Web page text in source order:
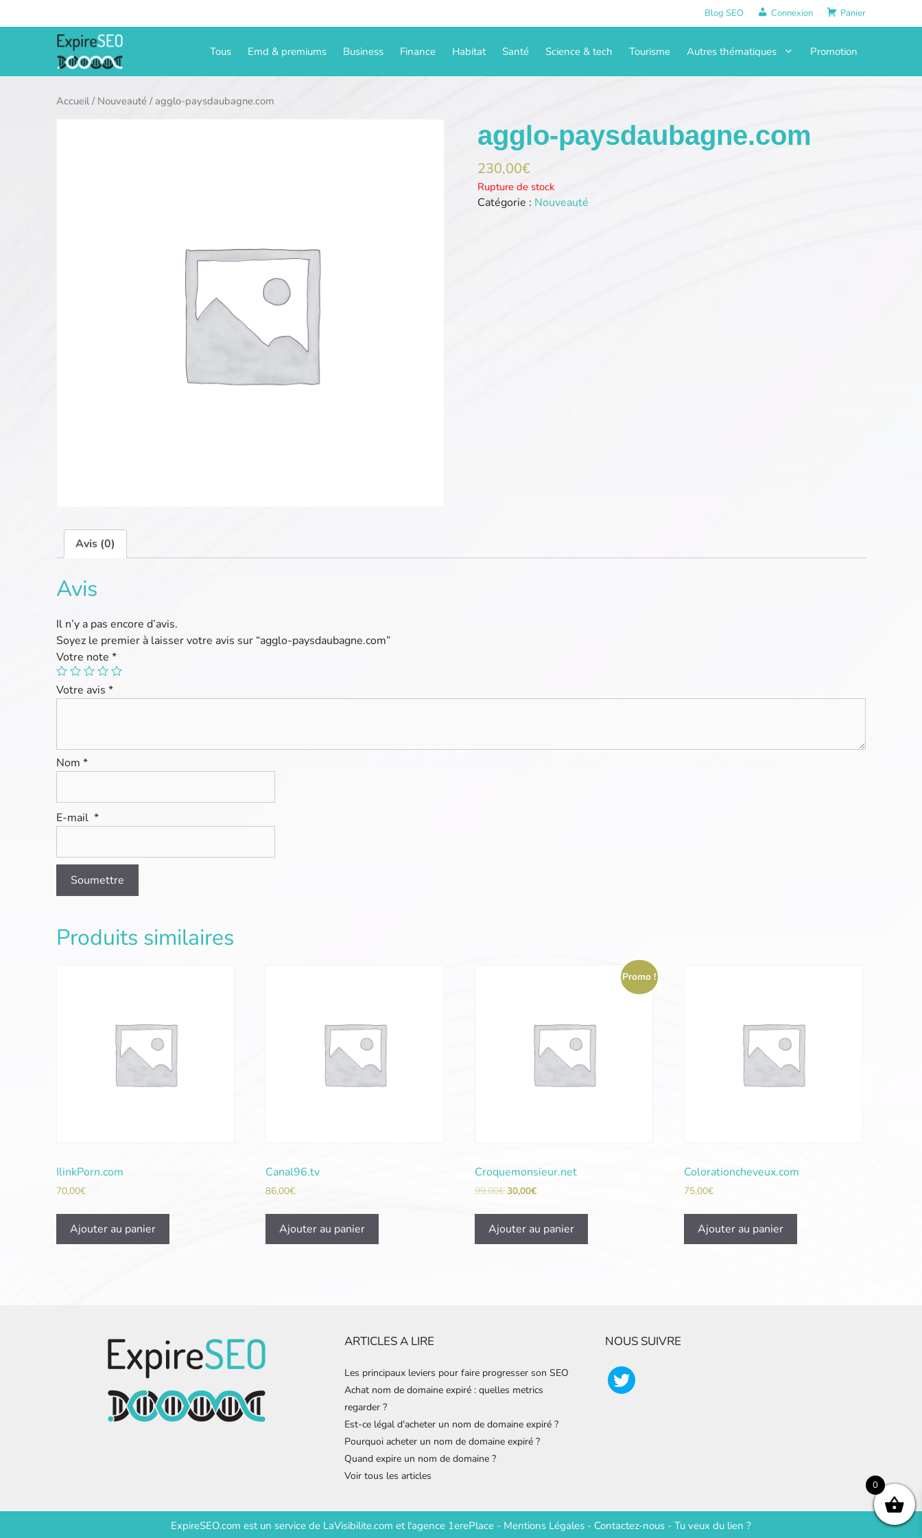
au
Blog SEO Connexion Panier
Tous Emd & premiums Business Finance Habitat Santé Science & tech Tourisme Autres thématiques Promotion
Accueil/ Nouveauté / agglo-paysdaubagne.com
agglo-paysdaubagne.com
230,00€
Rupture de stock
Catégorie : Nouveauté
Avis (0)
Avis
Il n’y a pas encore d’avis.
Soyez le premier à laisser votre avis sur “agglo-paysdaubagne.com”
Votre note *
Votre avis *
Nom *
E-mail *
Produits similaires
IlinkPorn.com
70,00€
Ajouter au panier
Canal96.tv
86,00€
Ajouter au panier
Promo !
Croquemonsieur.net
99,00€ 30,00€
Ajouter au panier
Colorationcheveux.com
75,00€
Ajouter au panier
ARTICLES A LIRE
Les principaux leviers pour faire progresser son SEO
Achat nom de domaine expiré : quelles metrics
regarder ?
Est-ce légal d'acheter un nom de domaine expiré ?
Pourquoi acheter un nom de domaine expiré ?
Quand expire un nom de domaine ?
Voir tous les articles
NOUS SUIVRE
ExpireSEO.com est un service de LaVisibilite.com etl'agence 1erePlace - Mentions Légales - Contactez-nous - Tu veux du lien ?
0